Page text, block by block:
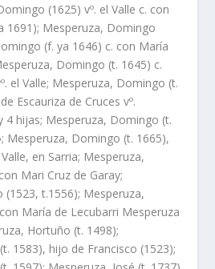
(1625) vº. el Valle c. con
1691); Mesperuza, Domingo
(f. ya 1646) c. con Marí­a
Domingo (t. 1645) c.
el Valle; Mesperuza, Domingo (t.
Escauriza de Cruces vº.
4 hijas; Mesperuza, Domingo (t.
Mesperuza, Domingo (t. 1665),
en Sarria; Mesperuza,
Mari Cruz de Garay;
(1523, t.1556); Mesperuza,
Marí­a de Lecubarri Mesperuza
Hortuño (t. 1498);
1583), hijo de Francisco (1523);